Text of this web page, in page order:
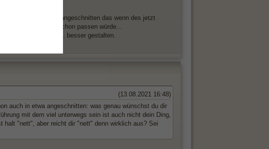
ich habe schon angeschnitten das wenn des jetzt
es von grund auf schon passen würde...
meine Freizeit def. besser gestalten.
(13.08.2021 16:48)
auch in etwa angeschnitten: was genau wünschst du dir
mit dem viel unterwegs sein ist auch nicht dein Ding,
"nett", aber reicht dir "nett" denn wirklich aus? Sei